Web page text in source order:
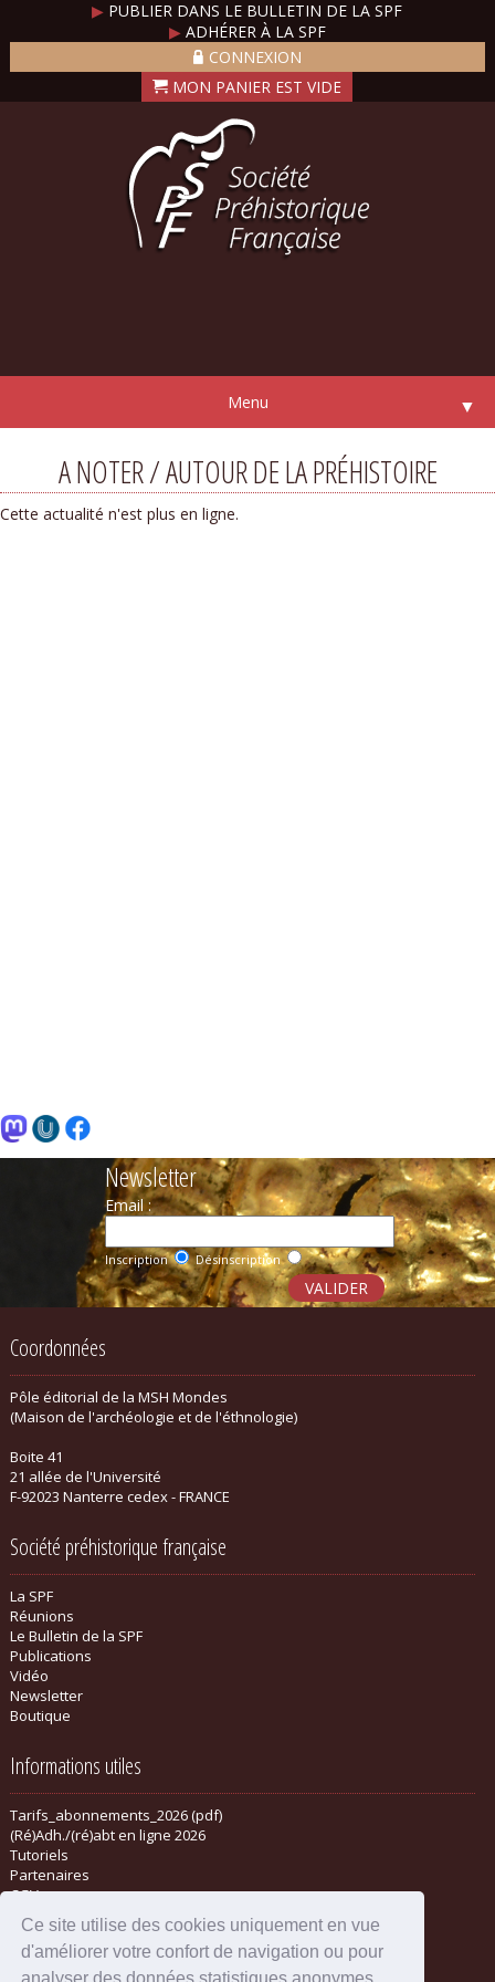
Ce site utilise des cookies uniquement en vue
d'améliorer votre confort de navigation ou pour
analyser des données statistiques anonymes.
▶ PUBLIER DANS LE BULLETIN DE LA SPF
▶ADHÉRER À LA SPF
CONNEXION
Menu ▼
A NOTER / AUTOUR DE LA PRÉHISTOIRE
Cette actualité n'est plus en ligne.
Newsletter
Email :
Inscription Désinscription
Coordonnées
Pôle éditorial de la MSH Mondes
(Maison de l'archéologie et de l'éthnologie)
Boite 41
21 allée de l'Université
F-92023 Nanterre cedex - FRANCE
Société préhistorique française
La SPF
Réunions
Le Bulletin de la SPF
Publications
Vidéo
Newsletter
Boutique
Informations utiles
Tarifs_abonnements_2026 (pdf)
(Ré)Adh./(ré)abt en ligne 2026
Tutoriels
Partenaires
CGV